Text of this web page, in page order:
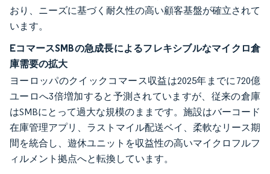
おり、ニーズに基づく耐久性の高い顧客基盤が確立されて
います。
EコマースSMBの急成長によるフレキシブルなマイクロ倉
庫需要の拡大
ヨーロッパのクイックコマース収益は2025年までに720億
ユーロへ3倍増加すると予測されていますが、従来の倉庫
はSMBにとって過大な規模のままです。施設はバーコード
在庫管理アプリ、ラストマイル配送ベイ、柔軟なリース期
間を統合し、遊休ユニットを収益性の高いマイクロフルフ
ィルメント拠点へと転換しています。